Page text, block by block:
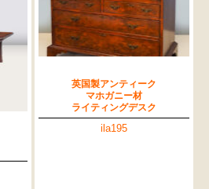
英国製アンティーク
マホガニー材
ライティングデスク
ila195